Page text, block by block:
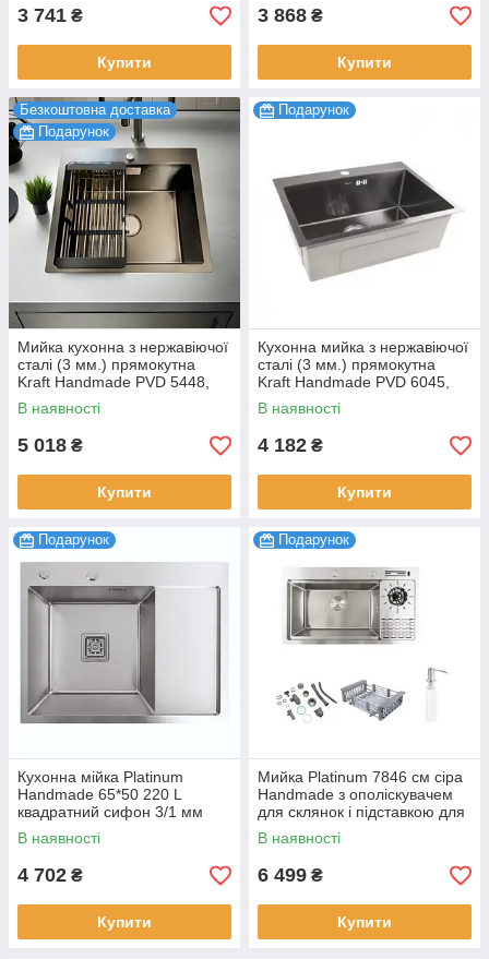
3 741 ₴
Купити
3 868 ₴
Купити
Безкоштовна доставка
Подарунок
Мийка кухонна з нержавіючої
сталі (3 мм.) прямокутна
Kraft Handmade PVD 5448,
чорна
В наявності
5 018 ₴
Купити
Подарунок
Кухонна мийка з нержавіючої
сталі (3 мм.) прямокутна
Kraft Handmade PVD 6045,
чорна
В наявності
4 182 ₴
Купити
Подарунок
Кухонна мійка Platinum
Handmade 65*50 220 L
квадратний сифон 3/1 мм
В наявності
4 702 ₴
Купити
Подарунок
Мийка Platinum 7846 см сіра
Handmade з ополіскувачем
для склянок і підставкою для
ножів
В наявності
6 499 ₴
Купити